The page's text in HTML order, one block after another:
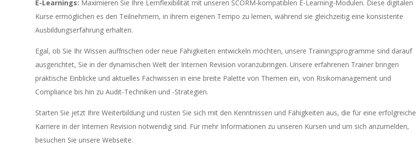
E-Learnings: Maximieren Sie Ihre Lernflexibilität mit unseren SCORM-kompatiblen E-Learning-Modulen. Diese digitalen
Kurse ermöglichen es den Teilnehmern, in ihrem eigenen Tempo zu lernen, während sie gleichzeitig eine konsistente
Ausbildungserfahrung erhalten.
Egal, ob Sie Ihr Wissen auffrischen oder neue Fähigkeiten entwickeln möchten, unsere Trainingsprogramme sind darauf
ausgerichtet, Sie in der dynamischen Welt der Internen Revision voranzubringen. Unsere erfahrenen Trainer bringen
praktische Einblicke und aktuelles Fachwissen in eine breite Palette von Themen ein, von Risikomanagement und
Compliance bis hin zu Audit-Techniken und -Strategien.
Starten Sie jetzt Ihre Weiterbildung und rüsten Sie sich mit den Kenntnissen und Fähigkeiten aus, die für eine erfolgreiche
Karriere in der Internen Revision notwendig sind. Für mehr Informationen zu unseren Kursen und um sich anzumelden,
besuchen Sie unsere Webseite.